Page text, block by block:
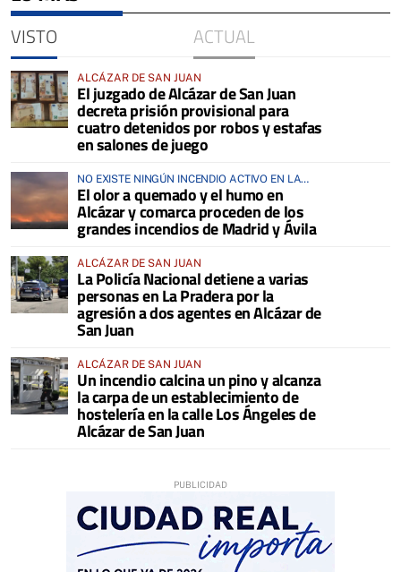
VISTO ACTUAL
ALCÁZAR DE SAN JUAN
El juzgado de Alcázar de San Juan
decreta prisión provisional para
cuatro detenidos por robos y estafas
en salones de juego
NO EXISTE NINGÚN INCENDIO ACTIVO EN LA
COMARCA
El olor a quemado y el humo en
Alcázar y comarca proceden de los
grandes incendios de Madrid y Ávila
ALCÁZAR DE SAN JUAN
La Policía Nacional detiene a varias
personas en La Pradera por la
agresión a dos agentes en Alcázar de
San Juan
ALCÁZAR DE SAN JUAN
Un incendio calcina un pino y alcanza
la carpa de un establecimiento de
hostelería en la calle Los Ángeles de
Alcázar de San Juan